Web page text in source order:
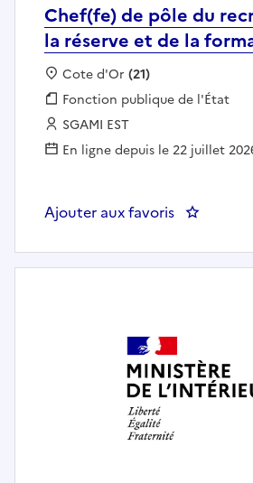
Chef(fe) de pôle du
la réserve et de la
Localisation :
Cote d'Or (21)
Fonction publique :
Fonction publique de l'État
Employeur :
SGAMI EST
En ligne depuis le 22 juillet
Ajouter aux favoris :